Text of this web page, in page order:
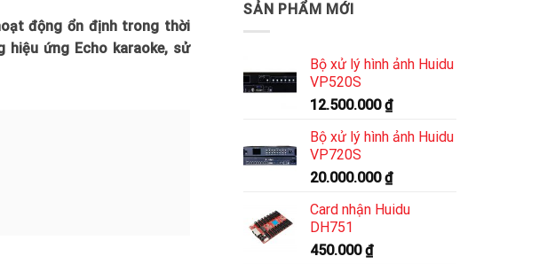
động ổn định trong thời
hiệu ứng Echo karaoke, sử
SẢN PHẨM MỚI
Bộ xử lý hình ảnh Huidu
VP520S
12.500.000₫
Bộ xử lý hình ảnh Huidu
VP720S
20.000.000₫
Card nhận Huidu
DH751
450.000₫